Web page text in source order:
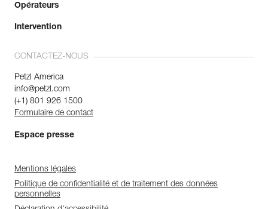
Opérateurs
Intervention
CONTACTEZ-NOUS
Petzl America
info@petzl.com
(+1) 801 926 1500
Formulaire de contact
Espace presse
Mentions légales
Politique de confidentialité et de traitement des données
personnelles